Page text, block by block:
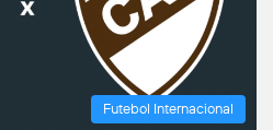
Futebol Internacional